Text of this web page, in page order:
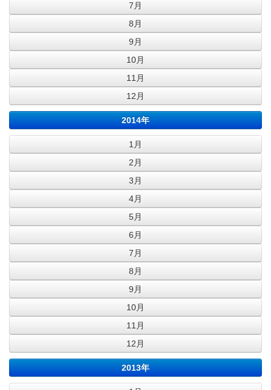
7月
8月
9月
10月
11月
12月
2014年
1月
2月
3月
4月
5月
6月
7月
8月
9月
10月
11月
12月
2013年